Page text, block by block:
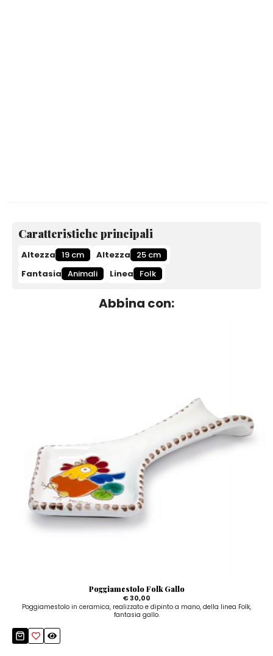
Caratteristiche principali
Altezza 19 cm Altezza
25 cm
Fantasia Animali Linea Folk
Abbina con:
Poggiamestolo Folk Gallo
€ 30,00
Poggiamestolo in ceramica, realizzato e dipinto a mano, della linea Folk,
fantasia gallo.